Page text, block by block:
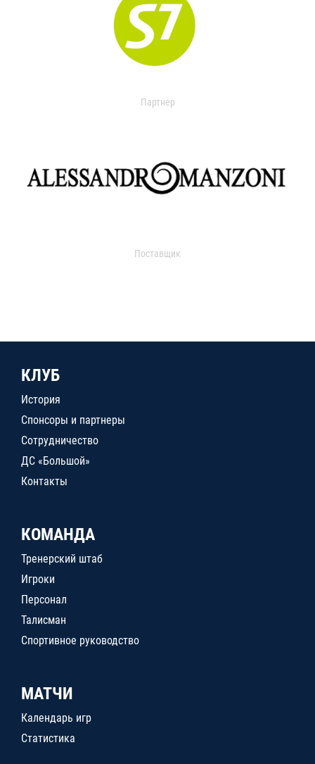
Партнер
Поставщик
КЛУБ
История
Спонсоры и партнеры
Сотрудничество
ДС «Большой»
Контакты
КОМАНДА
Тренерский штаб
Игроки
Персонал
Талисман
Спортивное руководство
МАТЧИ
Календарь игр
Статистика